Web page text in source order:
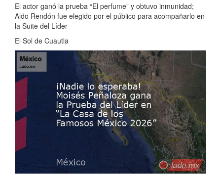
El actor ganó la prueba “El perfume” y obtuvo inmunidad;
Aldo Rendón fue elegido por el público para acompañarlo en
la Suite del Líder
El Sol de Cuautla